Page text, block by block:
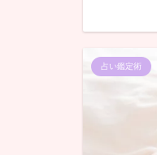
占い鑑定術